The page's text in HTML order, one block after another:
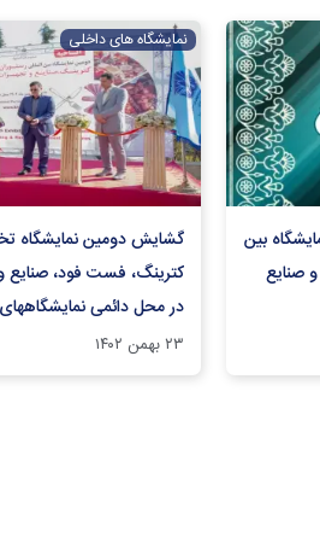
بین
صنایع
نمایشگاه های داخلی
گشایش دومین نمایشگاه
کترینگ، فست فود، صنایع
در محل دائمی
۲۳ بهمن ۱۴۰۲